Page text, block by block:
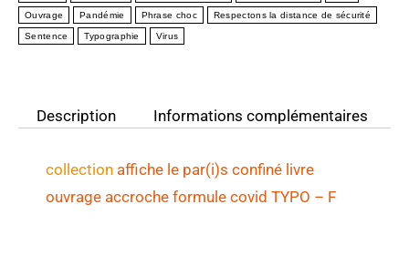
Ouvrage Pandémie Phrase choc Respectons la distance de sécurité
Sentence Typographie Virus
Description Informations complémentaires
collection affiche le par(i)s confiné livre
ouvrage accroche formule covid TYPO – F